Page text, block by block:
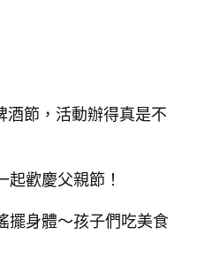
酒節，活動辦得真是不
歡慶父親節！
擺身體～孩子們吃美食